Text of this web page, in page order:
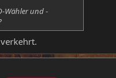
Wähler und -